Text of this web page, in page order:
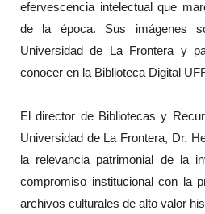
efervescencia intelectual que
de la época. Sus imágenes
Universidad de La Frontera y
conocer en la Biblioteca Digital
El director de Bibliotecas y
Universidad de La Frontera, Dr.
la relevancia patrimonial de la
compromiso institucional con la
archivos culturales de alto valor